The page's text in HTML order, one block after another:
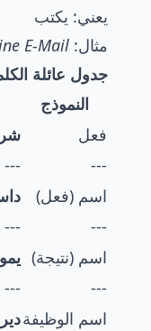
يعني: يكتب
مثال: E-Mail.
جدول عائلة
النموذج
فعل
---
---
اسم (فعل)
---
---
اسم (نتيجة)
---
---
اسم الوظيفة